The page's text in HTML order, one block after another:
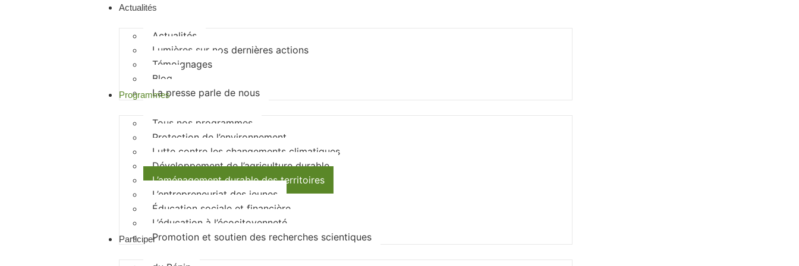
Actualités
Actualités
Lumières sur nos dernières actions
Témoignages
Blog
La presse parle de nous
Programmes
Tous nos programmes
Protection de l’environnement
Lutte contre les changements climatiques
Développement de l’agriculture durable
L’aménagement durable des territoires
L’entrepreneuriat des jeunes
Éducation sociale et financière
L’éducation à l’écocitoyenneté
Promotion et soutien des recherches scientiques
Participer